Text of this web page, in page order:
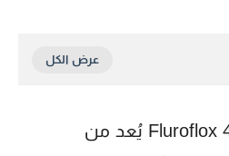
فلوروفلوكس Fluroflox 400mg يُعد من